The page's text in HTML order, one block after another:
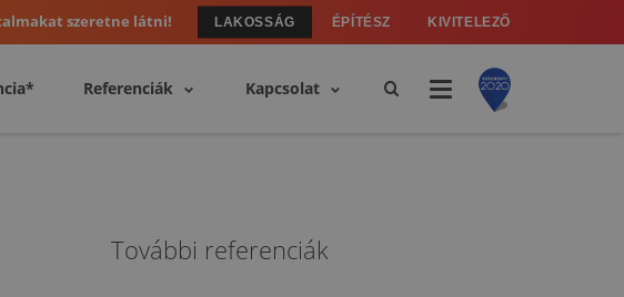
szeretne látni! LAKOSSÁG ÉPÍTÉSZ KIVITELEZŐ
Referenciák Kapcsolat
További referenciák